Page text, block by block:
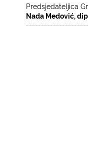
Predsjedateljica
Nada Medović,